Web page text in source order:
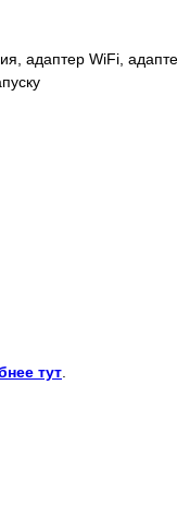
адаптер WiFi,
тут